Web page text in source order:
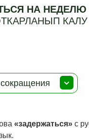
НА
КАЛУ
«задержаться» с